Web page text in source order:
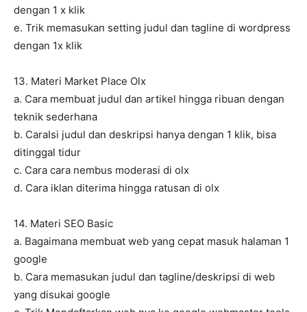
dengan 1 x klik
e. Trik memasukan setting judul dan tagline di wordpress
dengan 1x klik
13. Materi Market Place Olx
a. Cara membuat judul dan artikel hingga ribuan dengan
teknik sederhana
b. CaraIsi judul dan deskripsi hanya dengan 1 klik, bisa
ditinggal tidur
c. Cara cara nembus moderasi di olx
d. Cara iklan diterima hingga ratusan di olx
14. Materi SEO Basic
a. Bagaimana membuat web yang cepat masuk halaman 1
google
b. Cara memasukan judul dan tagline/deskripsi di web
yang disukai google